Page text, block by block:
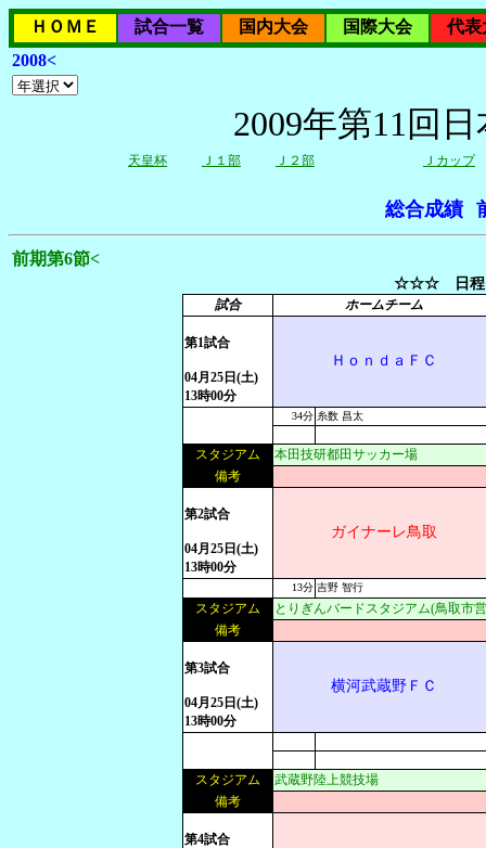
ＨＯＭＥ 試合一覧 国内大会 国際大会
代表
2008<
2009年第11回
天皇杯 Ｊ１部 Ｊ２部 Ｊカップ
総合成績
前期第6節<
☆☆☆ 日程
試合 ホームチーム
第1試合
04月25日(土)
13時00分
ＨｏｎｄａＦＣ
34分 糸数 昌太
スタジアム
本田技研都田サッカー場
備考
第2試合
04月25日(土)
13時00分
ガイナーレ鳥取
13分 吉野 智行
スタジアム
とりぎんバードスタジアム(鳥取市
備考
第3試合
04月25日(土)
13時00分
横河武蔵野ＦＣ
スタジアム
武蔵野陸上競技場
備考
第4試合